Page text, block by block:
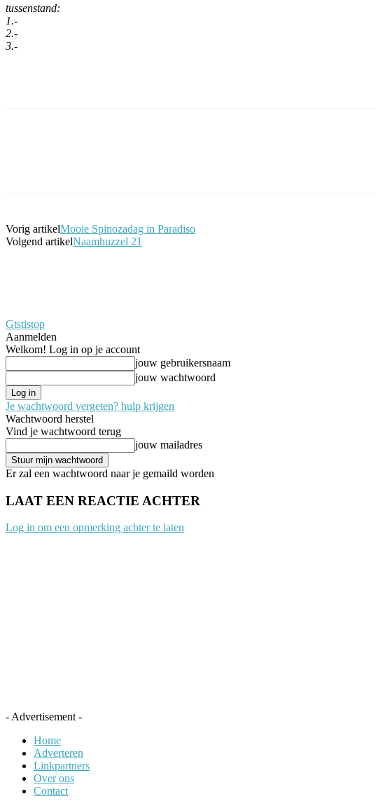
tussenstand:
1.-
2.-
3.-
Vorig artikelMooie Spinozadag in Paradiso
Volgend artikelNaamhuzzel 21
Gtstistop
Aanmelden
Welkom! Log in op je account
jouw gebruikersnaam
jouw wachtwoord
Je wachtwoord vergeten? hulp krijgen
Wachtwoord herstel
Vind je wachtwoord terug
jouw mailadres
Er zal een wachtwoord naar je gemaild worden
LAAT EEN REACTIE ACHTER
Log in om een opmerking achter te laten
- Advertisement -
Home
Adverteren
Linkpartners
Over ons
Contact